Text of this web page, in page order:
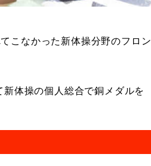
こなかった新体操分野のフロン
体操の個人総合で銅メダルを